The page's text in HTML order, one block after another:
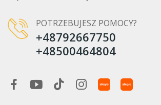
POTRZEBUJESZ POMOCY?
+48792667750
+48500464804